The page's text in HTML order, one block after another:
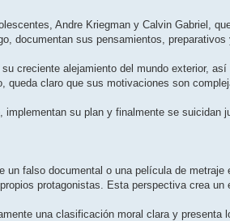
Andre Kriegman y Calvin Gabriel,
documentan sus pensamientos,
su creciente alejamiento del mundo exterior,
queda claro que sus motivaciones son
implementan su plan y finalmente se suicidan
un falso documental o una película de
protagonistas. Esta perspectiva crea
una clasificación moral clara y